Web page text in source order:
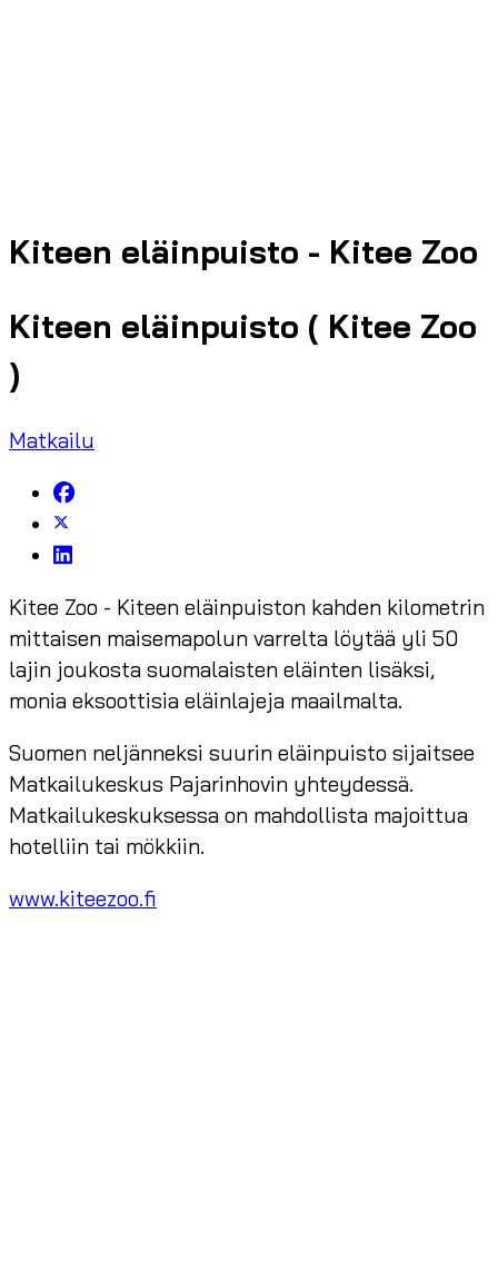
Kiteen eläinpuisto - Kitee Zoo
Kiteen eläinpuisto ( Kitee Zoo
)
Matkailu
Kitee Zoo - Kiteen eläinpuiston kahden kilometrin
mittaisen maisemapolun varrelta löytää yli 50
lajin joukosta suomalaisten eläinten lisäksi,
monia eksoottisia eläinlajeja maailmalta.
Suomen neljänneksi suurin eläinpuisto sijaitsee
Matkailukeskus Pajarinhovin yhteydessä.
Matkailukeskuksessa on mahdollista majoittua
hotelliin tai mökkiin.
www.kiteezoo.fi